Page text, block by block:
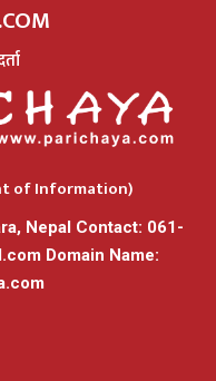
of Information)
Nepal Contact: 061-
Domain Name: